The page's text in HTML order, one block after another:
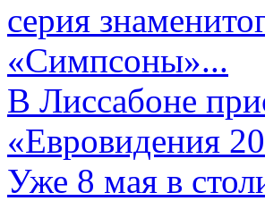
серия
«Симпсоны»...
В Лиссабоне
«Евровидения
Уже 8 мая в